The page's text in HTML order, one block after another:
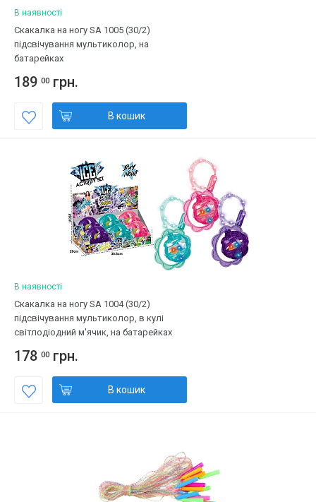
В наявності
Скакалка на ногу SA 1005 (30/2)
підсвічування мультиколор, на
батарейках
189 00 грн.
В кошик
В наявності
Скакалка на ногу SA 1004 (30/2)
підсвічування мультиколор, в кулі
світлодіодний м'ячик, на батарейках
178 00 грн.
В кошик